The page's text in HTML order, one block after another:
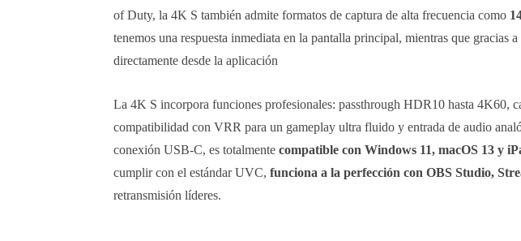
of Duty, la 4K S también admite formatos de captura de alta frecuencia como
tenemos una respuesta inmediata en la pantalla principal, mientras que gracias
directamente desde la aplicación
La 4K S incorpora funciones profesionales: passthrough HDR10 hasta 4K60,
compatibilidad con VRR para un gameplay ultra fluido y entrada de audio
conexión USB-C, es totalmente compatible con Windows 11, macOS 13 y
cumplir con el estándar UVC, funciona a la perfección con OBS Studio,
retransmisión líderes.